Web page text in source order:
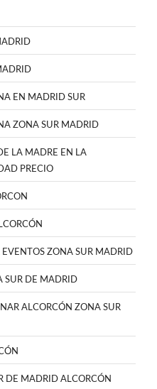
EN MADRID SUR
ZONA SUR MADRID
LA MADRE EN LA
PRECIO
EVENTOS ZONA SUR MADRID
SUR DE MADRID
ALCORCÓN ZONA SUR
DE MADRID ALCORCÓN